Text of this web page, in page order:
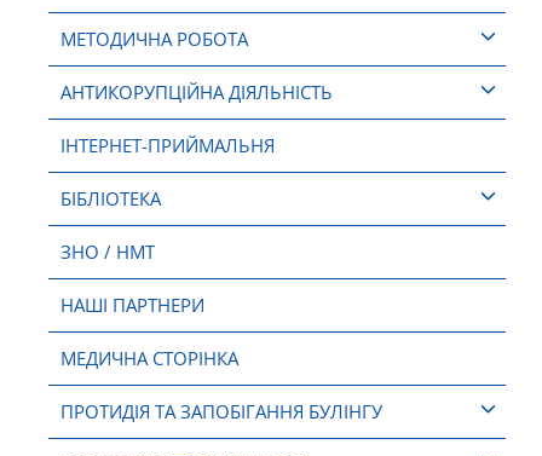
МЕТОДИЧНА РОБОТА
АНТИКОРУПЦІЙНА ДІЯЛЬНІСТЬ
ІНТЕРНЕТ-ПРИЙМАЛЬНЯ
БІБЛІОТЕКА
ЗНО / НМТ
НАШІ ПАРТНЕРИ
МЕДИЧНА СТОРІНКА
ПРОТИДІЯ ТА ЗАПОБІГАННЯ БУЛІНГУ